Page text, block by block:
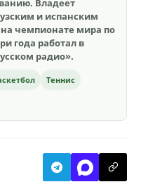
Владеет
и испанским
чемпионате мира по
года работал в
радио».
Теннис